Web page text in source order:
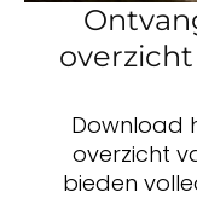
Download
overzicht
bieden